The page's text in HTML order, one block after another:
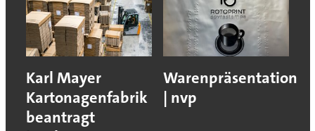
Karl Mayer
Kartonagenfabrik
beantragt
Warenpräsentation
| nvp